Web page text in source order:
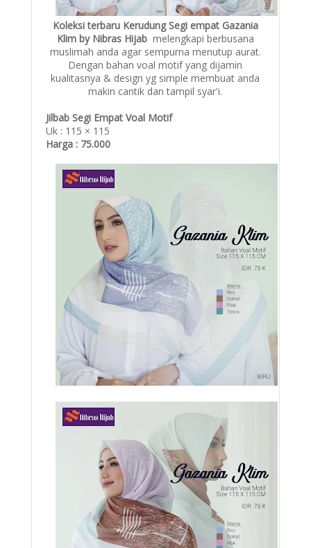
Koleksi terbaru Kerudung Segi empat Gazania
Klim by Nibras Hijab melengkapi berbusana
muslimah anda agar sempurna menutup aurat.
Dengan bahan voal motif yang dijamin
kualitasnya & design yg simple membuat anda
makin cantik dan tampil syar'i.
Jilbab Segi Empat Voal Motif
Uk : 115 × 115
Harga : 75.000